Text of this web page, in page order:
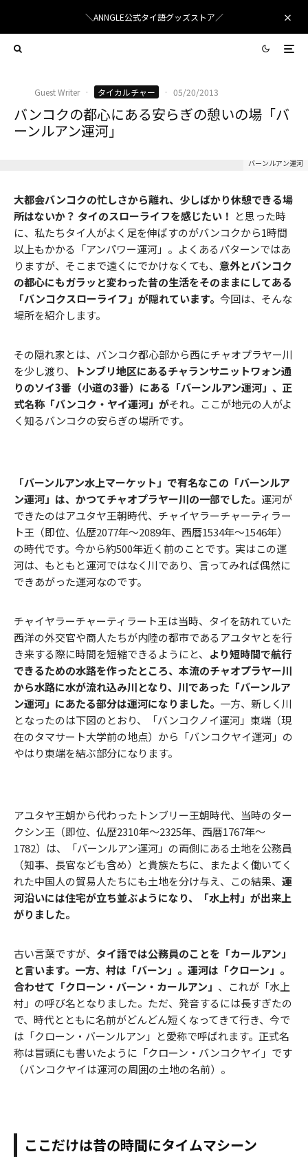
＼ANNGLE公式タイ語グッズストア／
Guest Writer · タイカルチャー · 05/20/2013
バンコクの都心にある安らぎの憩いの場「バ
ーンルアン運河」
バーンルアン運河
大都会バンコクの忙しさから離れ、少しばかり休憩できる場
所はないか？ タイのスローライフを感じたい！ と思った時
に、私たちタイ人がよく足を伸ばすのがバンコクから1時間
以上もかかる「アンパワー運河」。よくあるパターンではあ
りますが、そこまで遠くにでかけなくても、 意外とバンコク
の都心にもガラッと変わった昔の生活をそのままにしてある
「バンコクスローライフ」が隠れています。 今回は、そんな
場所を紹介します。
その隠れ家とは、バンコク都心部から西にチャオプラヤー川
を少し渡り、
トンブリ地区にあるチャランサニットワォン通
りのソイ3番（小道の3番）にある「バーンルアン運河」、正
式名称「バンコク・ヤイ運河」がそれ。ここが地元の人がよ
く知るバンコクの安らぎの場所です。
「バーンルアン水上マーケット」で有名なこの「バーンルア
ン運河」は、かつてチャオプラヤー川の一部でした。 運河が
できたのはアユタヤ王朝時代、チャイヤラーチャーティラー
ト王（即位、仏歴2077年～2089年、西暦1534年～1546年）
の時代です。今から約500年近く前のことです。実はこの運
河は、もともと運河ではなく川であり、言ってみれば偶然に
できあがった運河なのです。
チャイヤラーチャーティラート王は当時、タイを訪れていた
西洋の外交官や商人たちが内陸の都市であるアユタヤとを行
き来する際に時間を短縮できるようにと、 より短時間で航行
できるための水路を作ったところ、本流のチャオプラヤー川
から水路に水が流れ込み川となり、川であった「バーンルア
ン運河」にあたる部分は運河になりました。 一方、新しく川
となったのは下図のとおり、「バンコクノイ運河」東端（現
在のタマサート大学前の地点）から「バンコクヤイ運河」の
やはり東端を結ぶ部分になります。
アユタヤ王朝から代わったトンブリー王朝時代、当時のター
クシン王（即位、仏歴2310年～2325年、西暦1767年～
1782）は、「バーンルアン運河」の両側にある土地を公務員
（知事、長官なども含め）と貴族たちに、またよく働いてく
れた中国人の貿易人たちにも土地を分け与え、この結果、 運
河沿いには住宅が立ち並ぶようになり、「水上村」が出来上
がりました。
古い言葉ですが、 タイ語では公務員のことを「カールアン」
と言います。一方、村は「バーン」。運河は「クローン」。
合わせて「クローン・バーン・カールアン」 、これが「水上
村」の呼び名となりました。ただ、発音するには長すぎたの
で、時代とともに名前がどんどん短くなってきて行き、今で
は「クローン・バーンルアン」と愛称で呼ばれます。正式名
称は冒頭にも書いたように「クローン・バンコクヤイ」です
（バンコクヤイは運河の周囲の土地の名前）。
ここだけは昔の時間にタイムマシーン